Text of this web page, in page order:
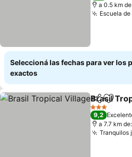
a 0.5 km
Escuela
Seleccioná las fechas para ver los
exactos
Compartir
Brasil
3 Estrellas
9,2
a 7.7 km
Tranquilos